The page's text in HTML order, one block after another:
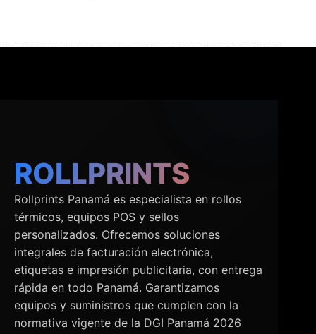
ROLLPRINTS
Rollprints Panamá es especialista en rollos
térmicos, equipos POS y sellos
personalizados. Ofrecemos soluciones
integrales de facturación electrónica,
etiquetas e impresión publicitaria, con entrega
rápida en todo Panamá. Garantizamos
equipos y suministros que cumplen con la
normativa vigente de la DGI Panamá 2026